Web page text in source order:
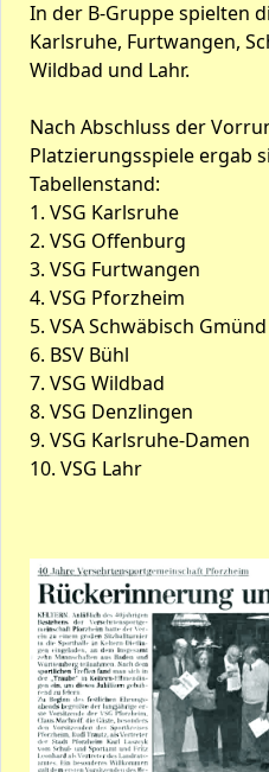
In der B-Gruppe spielten
Karlsruhe, Furtwangen,
Wildbad und Lahr.
Nach Abschluss der
Platzierungsspiele ergab
Tabellenstand:
1. VSG Karlsruhe
2. VSG Offenburg
3. VSG Furtwangen
4. VSG Pforzheim
5. VSA Schwäbisch Gmünd
6. BSV Bühl
7. VSG Wildbad
8. VSG Denzlingen
9. VSG Karlsruhe-Damen
10. VSG Lahr